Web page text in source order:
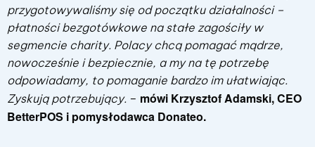
przygotowywaliśmy się od początku działalności –
płatności bezgotówkowe na stałe zagościły w
segmencie charity. Polacy chcą pomagać mądrze,
nowocześnie i bezpiecznie, a my na tę potrzebę
odpowiadamy, to pomaganie bardzo im ułatwiając.
Zyskują potrzebujący. – mówi Krzysztof Adamski, CEO
BetterPOS i pomysłodawca Donateo.